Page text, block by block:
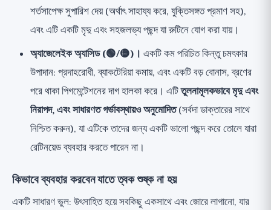
শর্তসাপেক্ষ সুপারিশ দেয় (অর্থাৎ সাহায্য করে, যুক্তিসঙ্গত প্রমাণ সহ),
এবং এটি একটি মৃদু এবং সহজলভ্য পছন্দ যা রুটিনে যোগ করা যায়।
অ্যাজেলেইক অ্যাসিড (🟢/🟡)। একটি কম পরিচিত কিন্তু চমৎকার
উপাদান: প্রদাহরোধী, ব্যাকটেরিয়া কমায়, এবং একটি বড় বোনাস, ব্রণের
পরে থাকা পিগমেন্টেশনের দাগ হালকা করে। এটিতুলনামূলকভাবে মৃদু এবং
নিরাপদ, এবং সাধারণত গর্ভাবস্থায়ও অনুমোদিত(সর্বদা ডাক্তারের সাথে
নিশ্চিত করুন), যা এটিকে তাদের জন্য একটি ভালো পছন্দ করে তোলে যারা
রেটিনয়েড ব্যবহার করতে পারেন না।
কিভাবে ব্যবহার করবেন যাতে ত্বক শুষ্ক না হয়
একটি সাধারণ ভুল: উৎসাহিত হয়ে সবকিছু একসাথে এবং জোরে লাগানো, যার